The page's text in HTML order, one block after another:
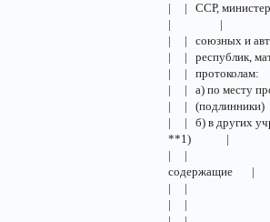
| | ССР,
| |
| |
| |
| |
| | а)
| |
| | б) в
**1) |
| | | **1)
содержащие |
| | | |
| | | | |